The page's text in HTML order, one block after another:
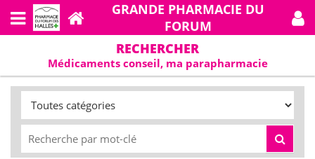
GRANDE PHARMACIE DU
FORUM
RECHERCHER
Médicaments conseil, ma parapharmacie